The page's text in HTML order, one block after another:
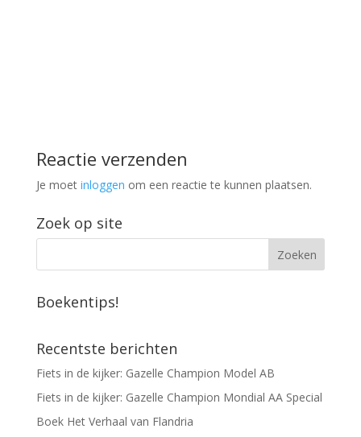
Reactie verzenden
Je moet inloggen om een reactie te kunnen plaatsen.
Zoek op site
Boekentips!
Recentste berichten
Fiets in de kijker: Gazelle Champion Model AB
Fiets in de kijker: Gazelle Champion Mondial AA Special
Boek Het Verhaal van Flandria